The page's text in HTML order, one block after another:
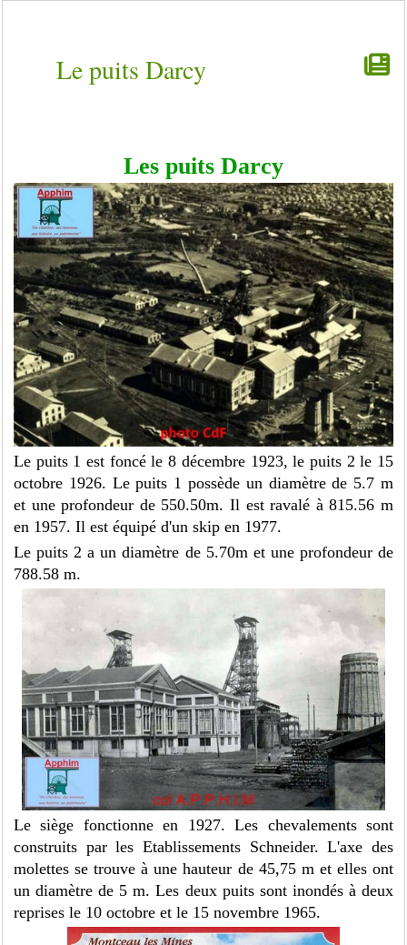
Le puits Darcy
Les puits Darcy
Le puits 1 est foncé le 8 décembre 1923, le puits 2 le 15
octobre 1926. Le puits 1 possède un diamètre de 5.7 m
et une profondeur de 550.50m. Il est ravalé à 815.56 m
en 1957. Il est équipé d'un skip en 1977.
Le puits 2 a un diamètre de 5.70m et une profondeur de
788.58 m.
Le siège fonctionne en 1927. Les chevalements sont
construits par les Etablissements Schneider. L'axe des
molettes se trouve à une hauteur de 45,75 m et elles ont
un diamètre de 5 m. Les deux puits sont inondés à deux
reprises le 10 octobre et le 15 novembre 1965.